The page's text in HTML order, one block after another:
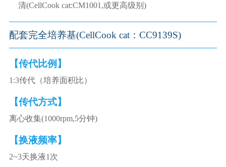
清(CellCook cat:CM1001,或更高级别)
配套完全培养基(CellCook cat：CC9139S)
【传代比例】
1:3传代（培养面积比）
【传代方式】
离心收集(1000rpm,5分钟)
【换液频率】
2~3天换液1次